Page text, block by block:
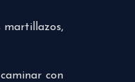
martillazos,
con